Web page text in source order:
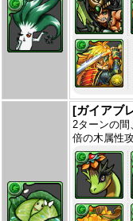
[ガイアブ
2ターンの
倍の木属性攻